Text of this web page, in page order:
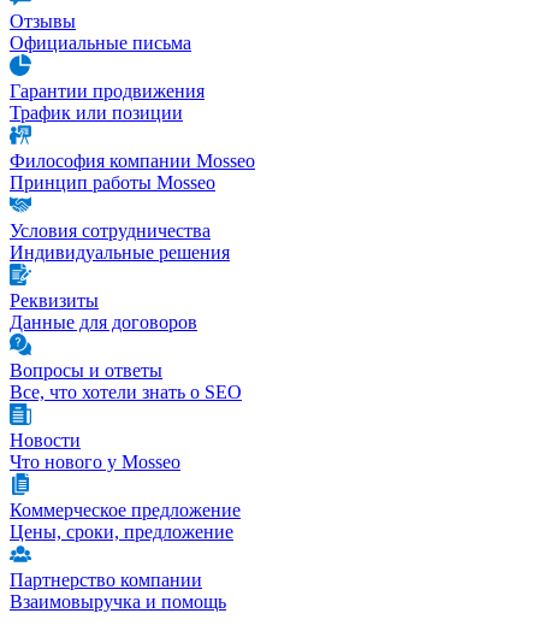
Отзывы
Официальные письма
Гарантии продвижения
Трафик или позиции
Философия компании Mosseo
Принцип работы Mosseo
Условия сотрудничества
Индивидуальные решения
Реквизиты
Данные для договоров
Вопросы и ответы
Все, что хотели знать о SEO
Новости
Что нового у Mosseo
Коммерческое предложение
Цены, сроки, предложение
Партнерство компании
Взаимовыручка и помощь